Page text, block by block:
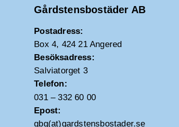
Gårdstensbostäder AB
Postadress:
Box 4, 424 21 Angered
Besöksadress:
Salviatorget 3
Telefon:
031 – 332 60 00
Epost:
gbg(at)gardstensbostader.se